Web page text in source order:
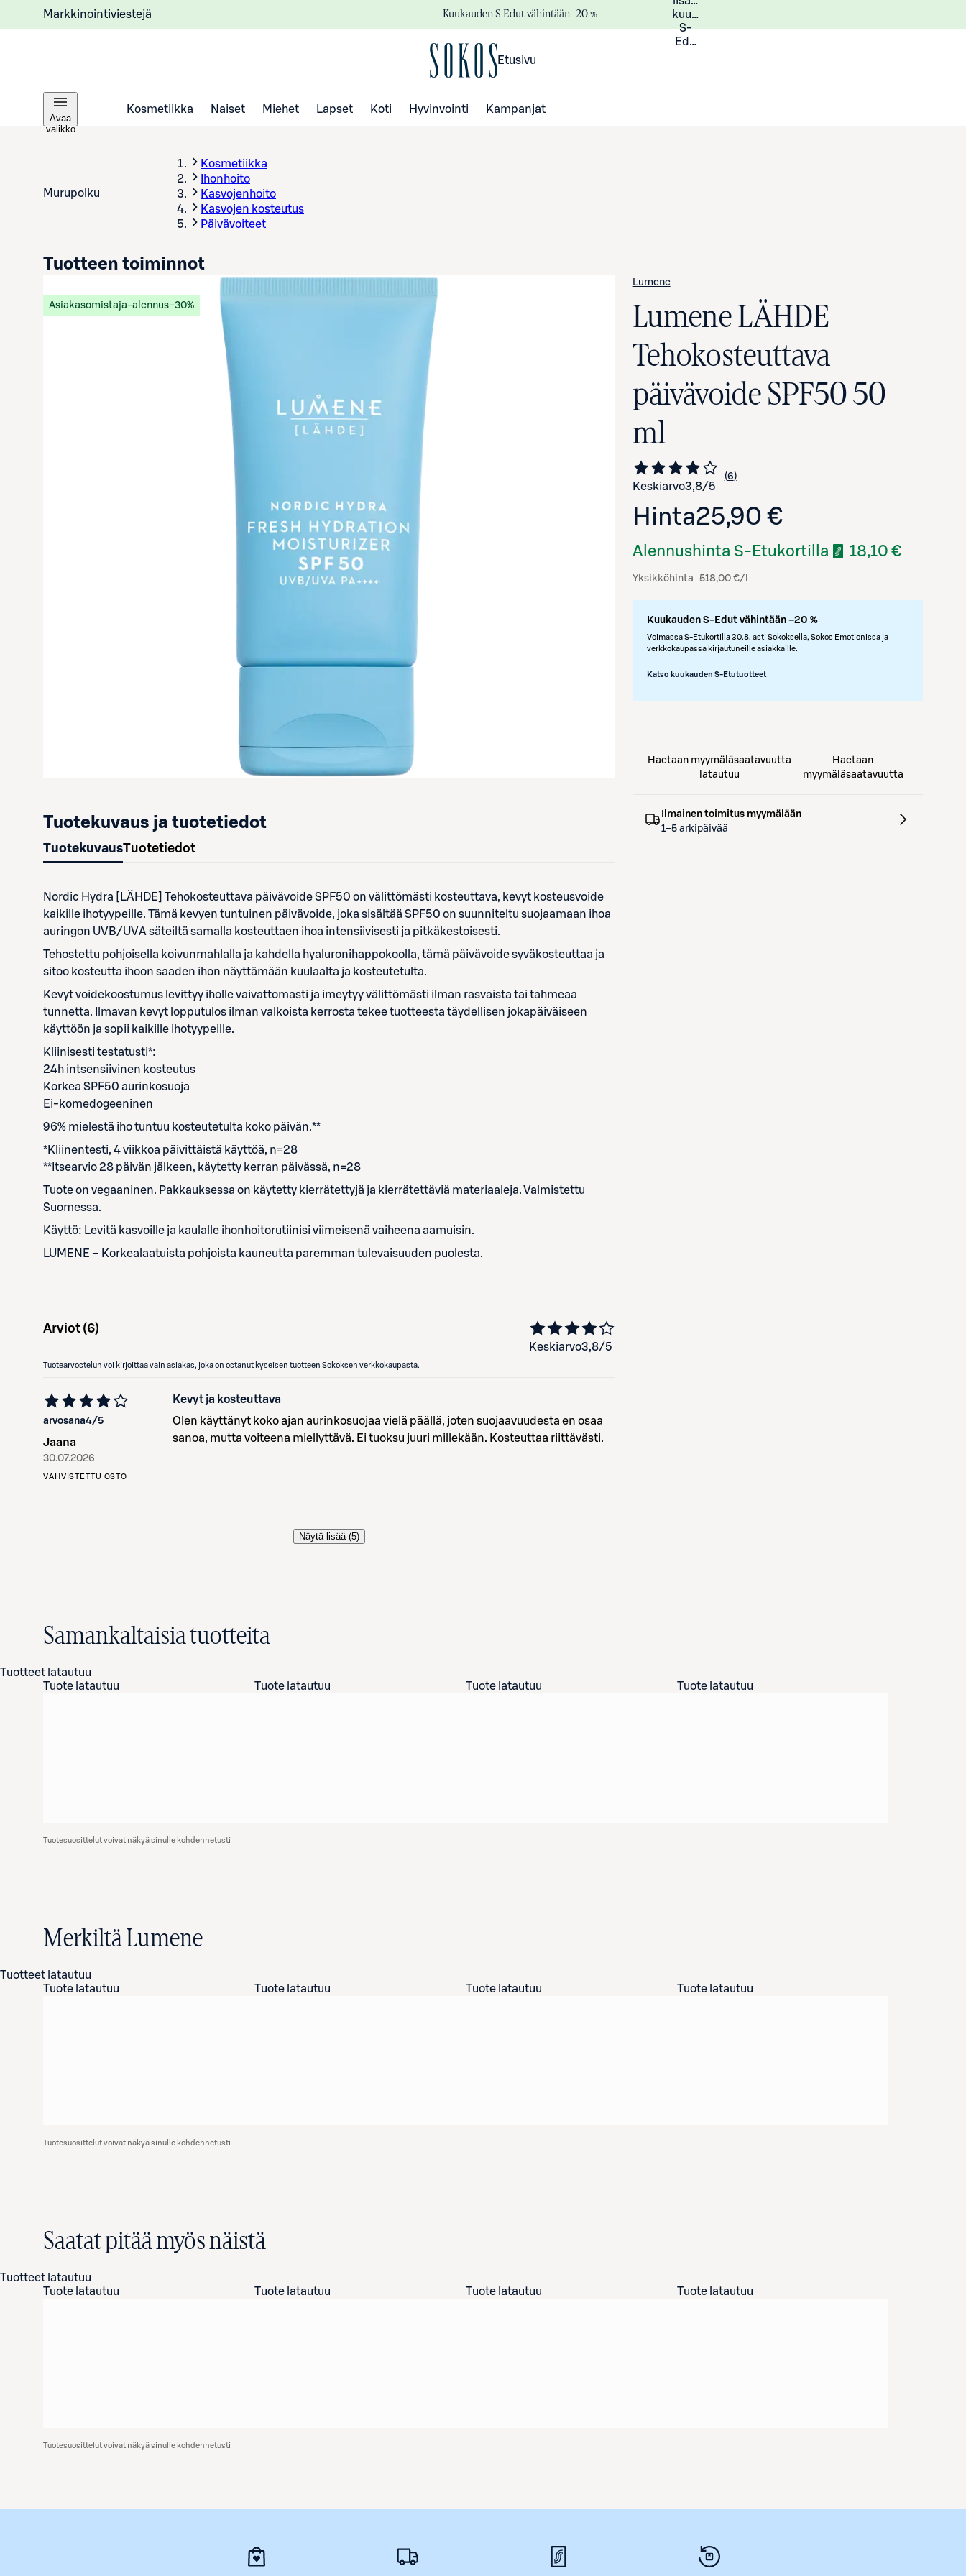
Markkinointiviestejä Kuukauden S-Edut vähintään –20 %
kuukauden
S-
Eduista
Etusivu
Avaa
valikko
Kosmetiikka Naiset Miehet Lapset Koti Hyvinvointi Kampanjat
Murupolku
Kosmetiikka
Ihonhoito
Kasvojenhoito
Kasvojen kosteutus
Päivävoiteet
Avaa tuotekuva suurennettuna
Asiakasomistaja-alennus−30%
Lumene
Lumene LÄHDE
Tehokosteuttava
päivävoide SPF50 50
ml
Keskiarvo3,8/5 Siirry arvioihin
6
kappaletta
Hinta25,90 €
Alennushinta S-Etukortilla 18,10 €
Yksikköhinta 518,00 €/l
Kuukauden S-Edut vähintään –20 %
Voimassa S-Etukortilla 30.8. asti Sokoksella, Sokos Emotionissa ja
verkkokaupassa kirjautuneille asiakkaille.
Katso kuukauden S-Etutuotteet
Tuotteen toiminnot
Haetaan myymäläsaatavuutta
latautuu
Haetaan
myymäläsaatavuutta
Ilmainen toimitus myymälään
1–5 arkipäivää
Tuotekuvaus ja tuotetiedot
TuotekuvausTuotetiedot
Nordic Hydra [LÄHDE] Tehokosteuttava päivävoide SPF50 on välittömästi kosteuttava, kevyt kosteusvoide
kaikille ihotyypeille. Tämä kevyen tuntuinen päivävoide, joka sisältää SPF50 on suunniteltu suojaamaan ihoa
auringon UVB/UVA säteiltä samalla kosteuttaen ihoa intensiivisesti ja pitkäkestoisesti.
Tehostettu pohjoisella koivunmahlalla ja kahdella hyaluronihappokoolla, tämä päivävoide syväkosteuttaa ja
sitoo kosteutta ihoon saaden ihon näyttämään kuulaalta ja kosteutetulta.
Kevyt voidekoostumus levittyy iholle vaivattomasti ja imeytyy välittömästi ilman rasvaista tai tahmeaa
tunnetta. Ilmavan kevyt lopputulos ilman valkoista kerrosta tekee tuotteesta täydellisen jokapäiväiseen
käyttöön ja sopii kaikille ihotyypeille.
Kliinisesti testatusti*:
24h intsensiivinen kosteutus
Korkea SPF50 aurinkosuoja
Ei-komedogeeninen
96% mielestä iho tuntuu kosteutetulta koko päivän.**
*Kliinentesti, 4 viikkoa päivittäistä käyttöä, n=28
**Itsearvio 28 päivän jälkeen, käytetty kerran päivässä, n=28
Tuote on vegaaninen. Pakkauksessa on käytetty kierrätettyjä ja kierrätettäviä materiaaleja. Valmistettu
Suomessa.
Käyttö: Levitä kasvoille ja kaulalle ihonhoitorutiinisi viimeisenä vaiheena aamuisin.
LUMENE – Korkealaatuista pohjoista kauneutta paremman tulevaisuuden puolesta.
Arviot (6)
Keskiarvo3,8/5
Tuotearvostelun voi kirjoittaa vain asiakas, joka on ostanut kyseisen tuotteen Sokoksen verkkokaupasta.
arvosana4/5
Jaana
30.07.2026
VAHVISTETTU OSTO
Kevyt ja kosteuttava
Olen käyttänyt koko ajan aurinkosuojaa vielä päällä, joten suojaavuudesta en osaa
sanoa, mutta voiteena miellyttävä. Ei tuoksu juuri millekään. Kosteuttaa riittävästi.
Näytä lisää (5)
Samankaltaisia tuotteita
Tuotteet latautuu
Tuote latautuu
Tuote latautuu Tuote latautuu Tuote latautuu
Tuotesuosittelut voivat näkyä sinulle kohdennetusti
Merkiltä Lumene
Tuotteet latautuu
Tuote latautuu
Tuote latautuu Tuote latautuu Tuote latautuu
Tuotesuosittelut voivat näkyä sinulle kohdennetusti
Saatat pitää myös näistä
Tuotteet latautuu
Tuote latautuu
Tuote latautuu Tuote latautuu Tuote latautuu
Tuotesuosittelut voivat näkyä sinulle kohdennetusti